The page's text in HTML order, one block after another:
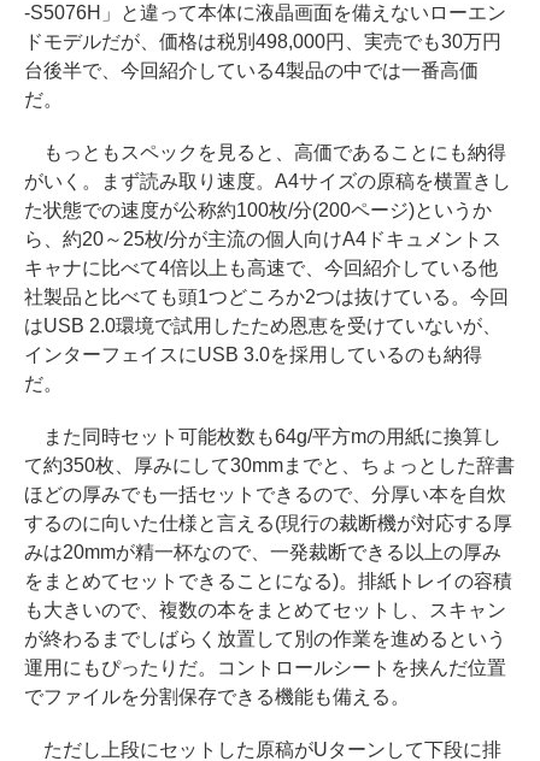
-S5076H」と違って本体に液晶画面を備えないローエン
ドモデルだが、価格は税別498,000円、実売でも30万円
台後半で、今回紹介している4製品の中では一番高価
だ。
もっともスペックを見ると、高価であることにも納得
がいく。まず読み取り速度。A4サイズの原稿を横置きし
た状態での速度が公称約100枚/分(200ページ)というか
ら、約20～25枚/分が主流の個人向けA4ドキュメントス
キャナに比べて4倍以上も高速で、今回紹介している他
社製品と比べても頭1つどころか2つは抜けている。今回
はUSB 2.0環境で試用したため恩恵を受けていないが、
インターフェイスにUSB 3.0を採用しているのも納得
だ。
また同時セット可能枚数も64g/平方mの用紙に換算し
て約350枚、厚みにして30mmまでと、ちょっとした辞書
ほどの厚みでも一括セットできるので、分厚い本を自炊
するのに向いた仕様と言える(現行の裁断機が対応する厚
みは20mmが精一杯なので、一発裁断できる以上の厚み
をまとめてセットできることになる)。排紙トレイの容積
も大きいので、複数の本をまとめてセットし、スキャン
が終わるまでしばらく放置して別の作業を進めるという
運用にもぴったりだ。コントロールシートを挟んだ位置
でファイルを分割保存できる機能も備える。
ただし上段にセットした原稿がUターンして下段に排